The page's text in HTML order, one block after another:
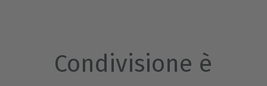
Condivisione è